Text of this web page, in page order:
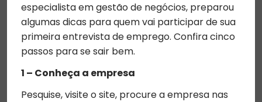
especialista em gestão de negócios, preparou
algumas dicas para quem vai participar de sua
primeira entrevista de emprego. Confira cinco
passos para se sair bem.
1 – Conheça a empresa
Pesquise, visite o site, procure a empresa nas